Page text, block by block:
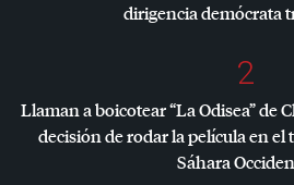
dirigencia demócrata
2
Llaman a boicotear “La Odisea” de
decisión de rodar la película en
Sáhara